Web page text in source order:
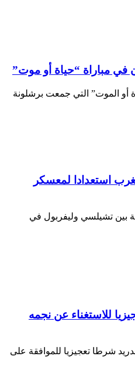
في مباراة “حياة أو موت”
أو الموت” التي جمعت برشلونة
استعدادا لمعسكر
بين تشيلسي وليفربول في
للاستغناء عن نجمه
شرطا تعجيزيا للموافقة على